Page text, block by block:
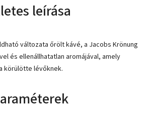
leírása
változata őrölt kávé, a Jacobs Krönung
és ellenállhatatlan aromájával, amely
körülötte lévőknek.